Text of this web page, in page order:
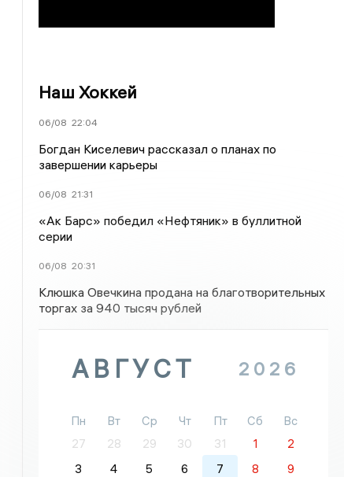
Наш Хоккей
06/08 22:04
Богдан Киселевич рассказал о планах по
завершении карьеры
06/08 21:31
«Ак Барс» победил «Нефтяник» в буллитной
серии
06/08 20:31
Клюшка Овечкина продана на благотворительных
торгах за 940 тысяч рублей
АВГУСТ 2026
Пн Вт Ср Чт Пт Сб
Вс
27
28 29 30 31 1
2
3
4 5 6 7 8
9